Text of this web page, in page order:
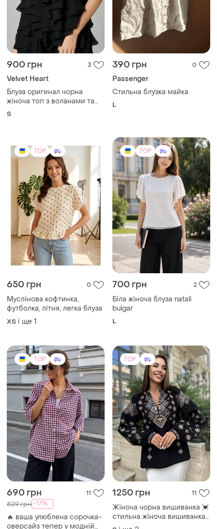
900 грн
Velvet Heart
Блуза opигинал чорна
жіноча топ з воланами та
рюшами velvet
390 грн
Passenger
Стильна блузка майка
L
TOP
650 грн 0
Муслінова кофтинка,
футболка, літня, легка блуза
ХS і ще 1
TOP
700 грн 2
Біла жіноча блуза natali
bulgar
L
TOP
690 грн 11
829 грн -17%
🔥 ваша улюблена сорочка-
оверсайз тепер у модній
клітинці. ✔ котон із
48 і ще 7
TOP
1250 грн 11
Жіноча чорна вишиванка 💓
стильна жіноча вишиванка
💓 вишита блуза 💓
S і ще 2
TOP TOP